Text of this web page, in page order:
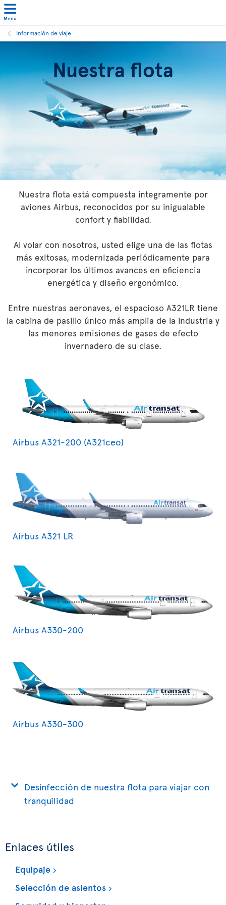
Menú
Información de viaje
Nuestra flota
Nuestra flota está compuesta íntegramente por
aviones Airbus, reconocidos por su inigualable
confort y fiabilidad.
Al volar con nosotros, usted elige una de las flotas
más exitosas, modernizada periódicamente para
incorporar los últimos avances en eficiencia
energética y diseño ergonómico.
Entre nuestras aeronaves, el espacioso A321LR tiene
la cabina de pasillo único más amplia de la industria y
las menores emisiones de gases de efecto
invernadero de su clase.
Airbus A321-200 (A321ceo)
Airbus A321 LR
Airbus A330-200
Airbus A330-300
Desinfección de nuestra flota para viajar con
tranquilidad
Enlaces útiles
Equipaje
Selección de asientos